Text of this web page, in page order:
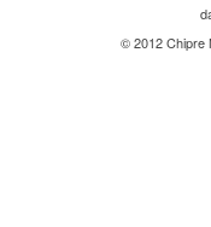
© 2012 Chipre